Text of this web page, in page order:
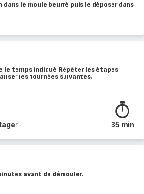
dans le moule beurré puis le déposer dans
le temps indiqué Répéter les étapes
les fournées suivantes.
35 min
avant de démouler.